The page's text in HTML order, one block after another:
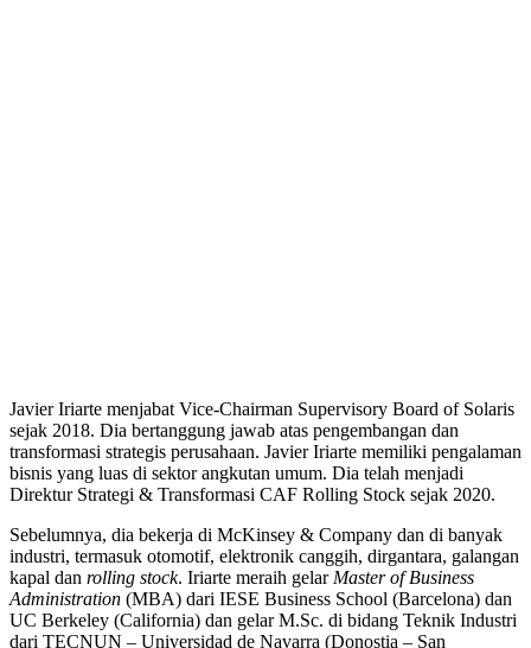
Javier Iriarte menjabat Vice-Chairman Supervisory Board of Solaris
sejak 2018. Dia bertanggung jawab atas pengembangan dan
transformasi strategis perusahaan. Javier Iriarte memiliki pengalaman
bisnis yang luas di sektor angkutan umum. Dia telah menjadi
Direktur Strategi & Transformasi CAF Rolling Stock sejak 2020.
Sebelumnya, dia bekerja di McKinsey & Company dan di banyak
industri, termasuk otomotif, elektronik canggih, dirgantara, galangan
kapal dan rolling stock. Iriarte meraih gelar Master of Business
Administration (MBA) dari IESE Business School (Barcelona) dan
UC Berkeley (California) dan gelar M.Sc. di bidang Teknik Industri
dari TECNUN – Universidad de Navarra (Donostia – San